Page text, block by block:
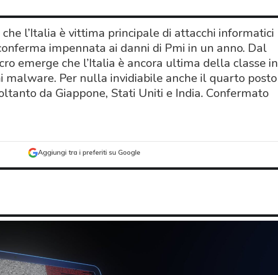
l’Italia è vittima principale di attacchi informatici
impennata ai danni di Pmi in un anno. Dal
emerge che l’Italia è ancora ultima della classe in
malware. Per nulla invidiabile anche il quarto posto
da Giappone, Stati Uniti e India. Confermato
Aggiungi tra i preferiti su Google